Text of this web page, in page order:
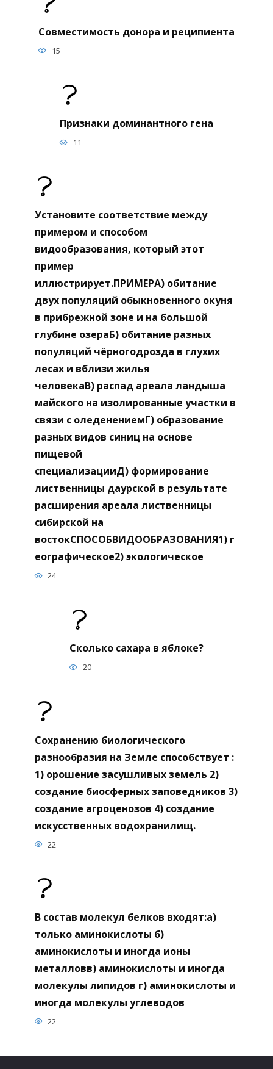
Совместимость донора и реципиента
15
Признаки доминантного гена
11
Установите соответствие между
примером и способом
видообразования, который этот
пример
иллюстрирует.ПРИМЕРА) обитание
двух популяций обыкновенного окуня
в прибрежной зоне и на большой
глубине озераБ) обитание разных
популяций чёрногодрозда в глухих
лесах и вблизи жилья
человекаВ) распад ареала ландыша
майского на изолированные участки в
связи с оледенениемГ) образование
разных видов синиц на основе
пищевой
специализацииД) формирование
лиственницы даурской в результате
расширения ареала лиственницы
сибирской на
востокСПОСОБВИДООБРАЗОВАНИЯ1) г
еографическое2) экологическое
24
Сколько сахара в яблоке?
20
Сохранению биологического
разнообразия на Земле способствует :
1) орошение засушливых земель 2)
создание биосферных заповедников 3)
создание агроценозов 4) создание
искусственных водохранилищ.
22
В состав молекул белков входят:а)
только аминокислоты б)
аминокислоты и иногда ионы
металловв) аминокислоты и иногда
молекулы липидов г) аминокислоты и
иногда молекулы углеводов
22